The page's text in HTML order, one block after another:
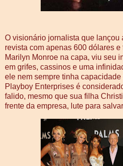
O visionário jornalista que lançou
revista com apenas 600 dólares
Marilyn Monroe na capa, viu seu
em grifes, cassinos e uma
ele nem sempre tinha
Playboy Enterprises é
falido, mesmo que sua filha
frente da empresa, lute para